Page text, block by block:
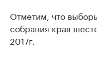
Отметим, что
собрания края
2017г.